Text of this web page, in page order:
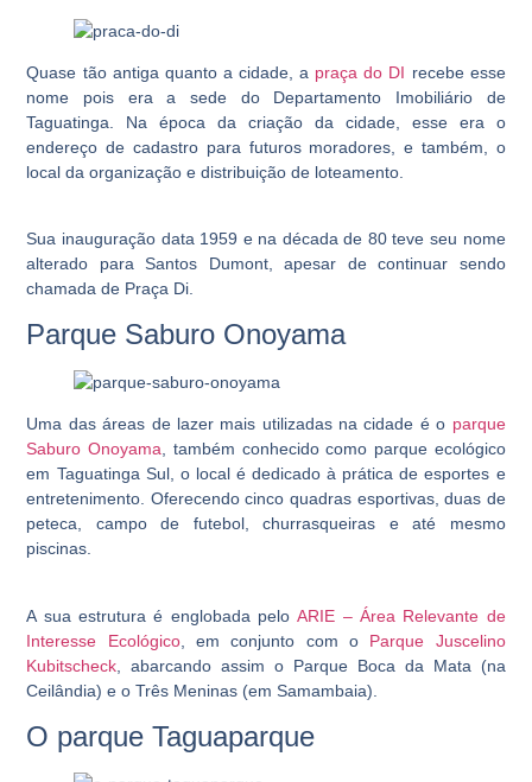
Quase tão antiga quanto a cidade, a praça do DI recebe esse
nome pois era a sede do Departamento Imobiliário de
Taguatinga . Na época da criação da cidade, esse era o
endereço de cadastro para futuros moradores, e também, o
local da organização e distribuição de loteamento.
Sua inauguração data 1959 e na década de 80 teve seu nome
alterado para Santos Dumont, apesar de continuar sendo
chamada de Praça Di.
Parque Saburo Onoyama
Uma das áreas de lazer mais utilizadas na cidade é o parque
Saburo Onoyama, também conhecido como parque ecológico
em Taguatinga Sul, o local é dedicado à prática de esportes e
entretenimento. Oferecendo cinco quadras esportivas, duas de
peteca, campo de futebol, churrasqueiras e até mesmo
piscinas.
A sua estrutura é englobada peloARIE – Área Relevante de
Interesse Ecológico, em conjunto com o Parque Juscelino
Kubitscheck , abarcando assim o Parque Boca da Mata (na
Ceilândia) e o Três Meninas (em Samambaia).
O parque Taguaparque